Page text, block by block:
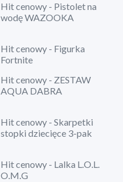
Hit cenowy - Pistolet na
wodę WAZOOKA
Hit cenowy - Figurka
Fortnite
Hit cenowy - ZESTAW
AQUA DABRA
Hit cenowy - Skarpetki
stopki dziecięce 3-pak
Hit cenowy - Lalka L.O.L.
O.M.G